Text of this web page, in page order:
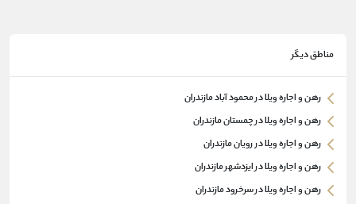
مناطق دیگر
رهن و اجاره ویلا در محمود آباد مازندران
رهن و اجاره ویلا در چمستان مازندران
رهن و اجاره ویلا در رویان مازندران
رهن و اجاره ویلا در ایزدشهر مازندران
رهن و اجاره ویلا در سرخرود مازندران